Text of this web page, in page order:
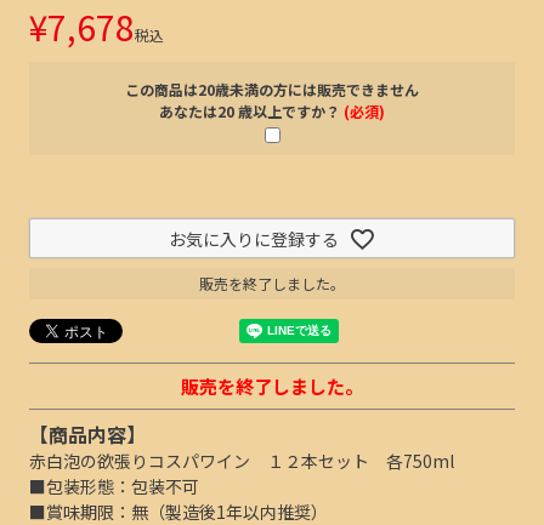
¥7,678税込
この商品は20歳未満の方には販売できません
あなたは20 歳以上ですか？ (必須)
お気に入りに登録する
販売を終了しました。
販売を終了しました。
【商品内容】
赤白泡の欲張りコスパワイン １２本セット 各750ml
■包装形態：包装不可
■賞味期限：無（製造後1年以内推奨）